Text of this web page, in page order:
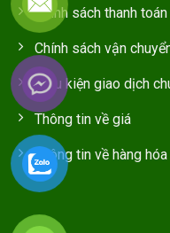
Chính sách thanh toán
Chính sách vận
Điều kiện giao dịch
Thông tin về giá
Thông tin về hàng